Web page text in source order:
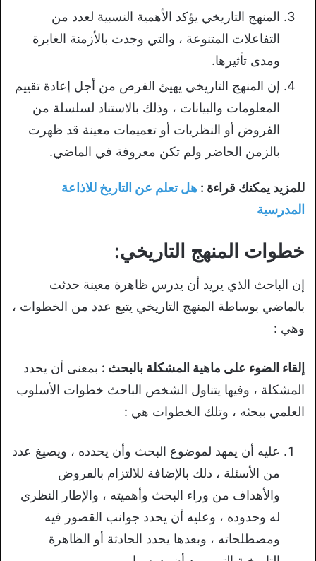
المنهج التاريخي يؤكد الأهمية النسبية لعدد من
التفاعلات المتنوعة ، والتي وجدت بالأزمنة الغابرة
ومدى تأثيرها.
إن المنهج التاريخي يهيئ الفرص من أجل إعادة تقييم
المعلومات والبيانات ، وذلك بالاستناد لسلسلة من
الفروض أو النظريات أو تعميمات معينة قد ظهرت
بالزمن الحاضر ولم تكن معروفة في الماضي.
للمزيد يمكنك قراءة : هل تعلم عن التاريخ للاذاعة
المدرسية
خطوات المنهج التاريخي:
إن الباحث الذي يريد أن يدرس ظاهرة معينة حدثت
بالماضي بوساطة المنهج التاريخي يتبع عدد من الخطوات ،
وهي :
إلقاء الضوء على ماهية المشكلة بالبحث : بمعنى أن يحدد
المشكلة ، وفيها يتناول الشخص الباحث خطوات الأسلوب
العلمي ببحثه ، وتلك الخطوات هي :
عليه أن يمهد لموضوع البحث وأن يحدده ، ويصيغ عدد
من الأسئلة ، ذلك بالإضافة للالتزام بالفروض
والأهداف من وراء البحث وأهميته ، والإطار النظري
له وحدوده ، وعليه أن يحدد جوانب القصور فيه
ومصطلحاته ، وبعدها يحدد الحادثة أو الظاهرة